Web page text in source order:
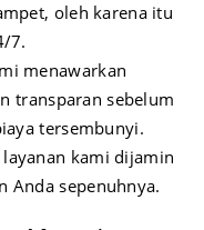
oleh karena itu
7.
menawarkan
transparan sebelum
tersembunyi.
layanan kami dijamin
Anda sepenuhnya.